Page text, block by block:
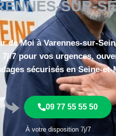
SUR-
de Moi à Varennes-sur-
7j/7 pour vos urgences,
sécurisés en Seine-et-
09 77 55 55 50
À votre disposition 7j/7